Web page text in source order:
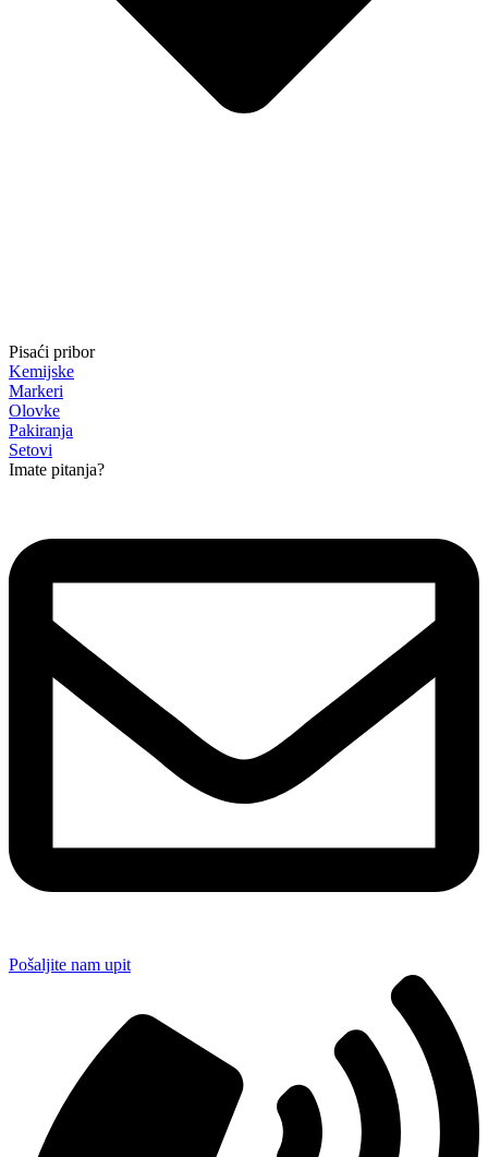
Pisaći pribor
Kemijske
Markeri
Olovke
Pakiranja
Setovi
Imate pitanja?
Pošaljite nam upit